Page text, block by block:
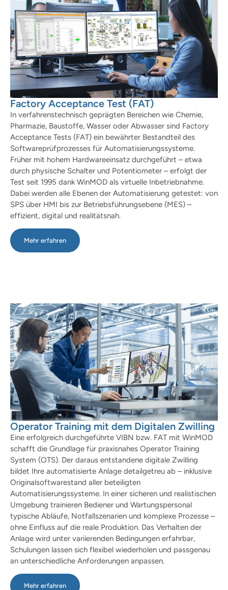
Factory Acceptance Test (FAT)
In verfahrenstechnisch geprägten Bereichen wie Chemie,
Pharmazie, Baustoffe, Wasser oder Abwasser sind Factory
Acceptance Tests (FAT) ein bewährter Bestandteil des
Softwareprüfprozesses für Automatisierungssysteme.
Früher mit hohem Hardwareeinsatz durchgeführt – etwa
durch physische Schalter und Potentiometer – erfolgt der
Test seit 1995 dank WinMOD als virtuelle Inbetriebnahme.
Dabei werden alle Ebenen der Automatisierung getestet: von
SPS über HMI bis zur Betriebsführungsebene (MES) –
effizient, digital und realitätsnah.
Mehr erfahren
Operator Training mit dem Digitalen Zwilling
Eine erfolgreich durchgeführte VIBN bzw. FAT mit WinMOD
schafft die Grundlage für praxisnahes Operator Training
System (OTS). Der daraus entstandene digitale Zwilling
bildet Ihre automatisierte Anlage detailgetreu ab – inklusive
Originalsoftwarestand aller beteiligten
Automatisierungssysteme. In einer sicheren und realistischen
Umgebung trainieren Bediener und Wartungspersonal
typische Abläufe, Notfallszenarien und komplexe Prozesse –
ohne Einfluss auf die reale Produktion. Das Verhalten der
Anlage wird unter variierenden Bedingungen erfahrbar,
Schulungen lassen sich flexibel wiederholen und passgenau
an unterschiedliche Anforderungen anpassen.
Mehr erfahren